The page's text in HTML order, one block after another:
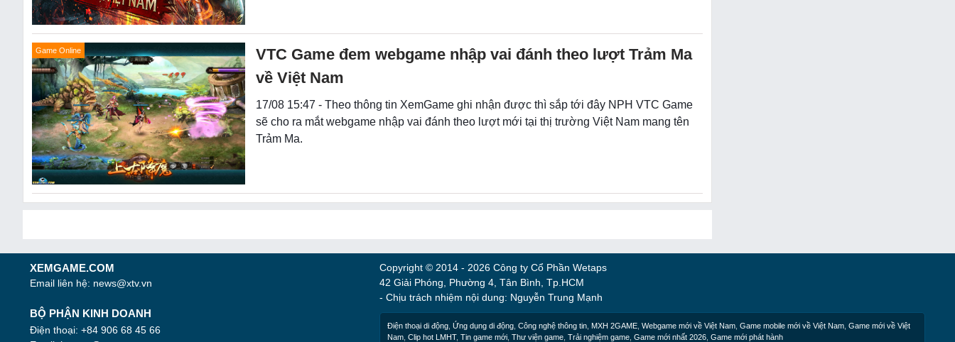
Game Online
VTC Game đem webgame nhập vai đánh theo lượt Trảm Ma
về Việt Nam
17/08 15:47 - Theo thông tin XemGame ghi nhận được thì sắp tới đây NPH VTC Game
sẽ cho ra mắt webgame nhập vai đánh theo lượt mới tại thị trường Việt Nam mang tên
Trảm Ma.
XEMGAME.COM
Email liên hệ: news@xtv.vn
BỘ PHẬN KINH DOANH
Điện thoại: +84 906 68 45 66
Copyright © 2014 - 2026 Công ty Cổ Phần Wetaps
42 Giải Phóng, Phường 4, Tân Bình, Tp.HCM
- Chịu trách nhiệm nội dung: Nguyễn Trung Mạnh
Điện thoại di động Ứng dụng di động Công nghệ thông tin MXH 2GAME Webgame mới về Việt Nam Game mobile mới về Việt Nam Game mới về Việt
Nam Clip hot LMHT, Tin game mới Thư viện game Trải nghiệm game Game mới nhất 2026 Game mới phát hành